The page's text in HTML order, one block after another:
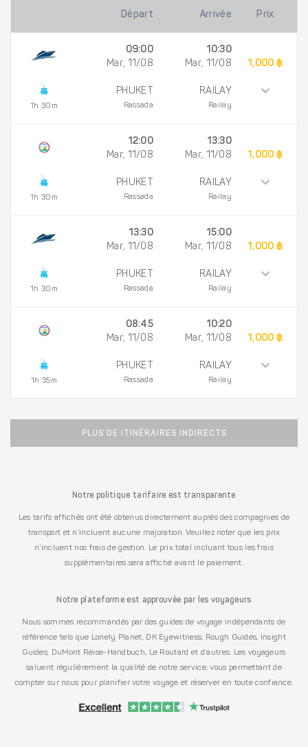
Départ Arrivée Prix
1h 30m
09:00
Mar, 11/08
PHUKET
Rassada
10:30
Mar, 11/08
RAILAY
Railay
1,000 ฿
1h 30m
12:00
Mar, 11/08
PHUKET
Rassada
13:30
Mar, 11/08
RAILAY
Railay
1,000 ฿
1h 30m
13:30
Mar, 11/08
PHUKET
Rassada
15:00
Mar, 11/08
RAILAY
Railay
1,000 ฿
1h 35m
08:45
Mar, 11/08
PHUKET
Rassada
10:20
Mar, 11/08
RAILAY
Railay
1,000 ฿
PLUS DE ITINÉRAIRES INDIRECTS
Notre politique tarifaire est transparente
Les tarifs affichés ont été obtenus directement auprès des compagnies de
transport et n’incluent aucune majoration. Veuillez noter que les prix
n’incluent nos frais de gestion. Le prix total incluant tous les frais
supplémentaires sera affiché avant le paiement.
Notre plateforme est approuvée par les voyageurs
Nous sommes recommandés par des guides de voyage indépendants de
référence tels que Lonely Planet, DK Eyewitness, Rough Guides, Insight
Guides, DuMont Reise-Handbuch, Le Routard et d’autres. Les voyageurs
saluent régulièrement la qualité de notre service, vous permettant de
compter sur nous pour planifier votre voyage et réserver en toute confiance.